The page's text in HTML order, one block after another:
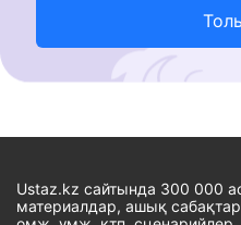
Ustaz.kz сайтында 300 000
материалдар, ашық